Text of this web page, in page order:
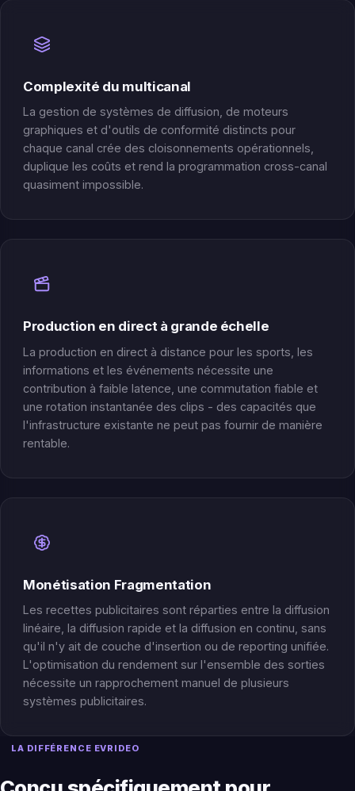
Complexité du multicanal
La gestion de systèmes de diffusion, de moteurs
graphiques et d'outils de conformité distincts pour
chaque canal crée des cloisonnements opérationnels,
duplique les coûts et rend la programmation cross-canal
quasiment impossible.
Production en direct à grande échelle
La production en direct à distance pour les sports, les
informations et les événements nécessite une
contribution à faible latence, une commutation fiable et
une rotation instantanée des clips - des capacités que
l'infrastructure existante ne peut pas fournir de manière
rentable.
Monétisation Fragmentation
Les recettes publicitaires sont réparties entre la diffusion
linéaire, la diffusion rapide et la diffusion en continu, sans
qu'il n'y ait de couche d'insertion ou de reporting unifiée.
L'optimisation du rendement sur l'ensemble des sorties
nécessite un rapprochement manuel de plusieurs
systèmes publicitaires.
LA DIFFÉRENCE EVRIDEO